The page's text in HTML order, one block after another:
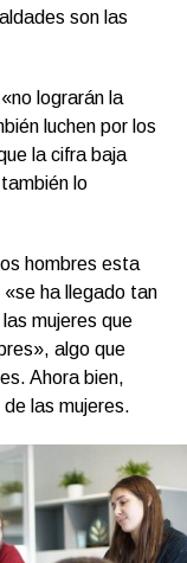
son las
lograrán la
luchen por los
la cifra baja
lo
hombres esta
ha llegado tan
mujeres que
algo que
Ahora bien,
las mujeres.